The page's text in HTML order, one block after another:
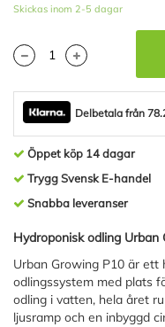
Skickas inom 2-5 dagar
Delbetala från
Öppet köp 14 dagar
Trygg Svensk E-handel
Snabba leveranser
Hydroponisk odling Urban
Urban Growing P10 är
odlingssystem med plats
odling i vatten, hela året
ljusramp och en inbyggd